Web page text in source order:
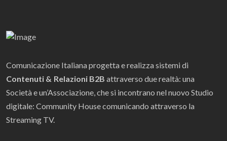
Comunicazione Italiana progetta e realizza sistemi di
Contenuti & Relazioni B2B attraverso due realtà: una
Società e un’Associazione, che si incontrano nel nuovo Studio
digitale: Community House comunicando attraverso la
Streaming TV.